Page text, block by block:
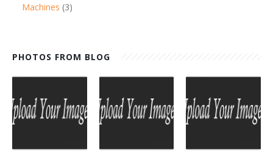
Machines (3)
PHOTOS FROM BLOG